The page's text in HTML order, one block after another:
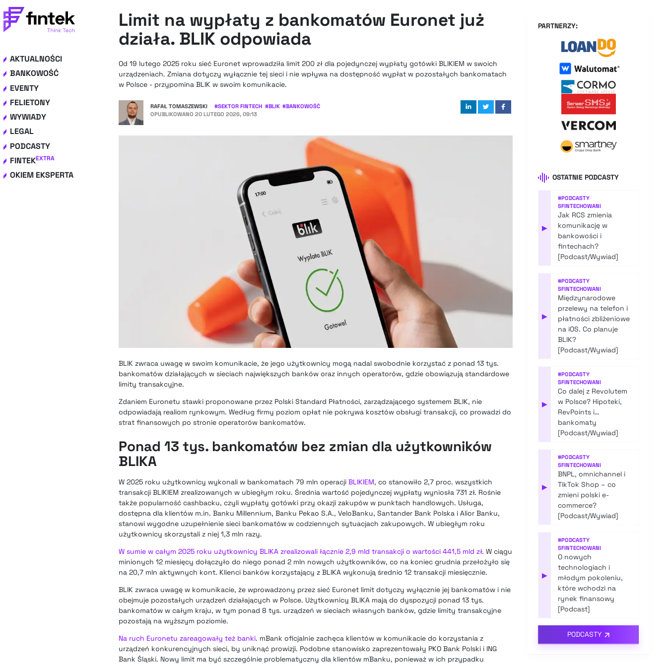
AKTUALNOŚCI
BANKOWOŚĆ
EVENTY
FELIETONY
WYWIADY
LEGAL
PODCASTY
FINTEKEXTRA
OKIEM EKSPERTA
Limit na wypłaty z bankomatów Euronet już
działa. BLIK odpowiada
Od 19 lutego 2025 roku sieć Euronet wprowadziła limit 200 zł dla pojedynczej wypłaty gotówki BLIKIEM w swoich
urządzeniach. Zmiana dotyczy wyłącznie tej sieci i nie wpływa na dostępność wypłat w pozostałych bankomatach
w Polsce - przypomina BLIK w swoim komunikacie.
RAFAŁ TOMASZEWSKI #SEKTOR FINTECH #BLIK #BANKOWOŚĆ
OPUBLIKOWANO 20 LUTEGO 2026, 09:13
BLIK zwraca uwagę w swoim komunikacie, że jego użytkownicy mogą nadal swobodnie korzystać z ponad 13 tys.
bankomatów działających w sieciach największych banków oraz innych operatorów, gdzie obowiązują standardowe
limity transakcyjne.
Zdaniem Euronetu stawki proponowane przez Polski Standard Płatności, zarządzającego systemem BLIK, nie
odpowiadają realiom rynkowym. Według firmy poziom opłat nie pokrywa kosztów obsługi transakcji, co prowadzi do
strat finansowych po stronie operatorów bankomatów.
Ponad 13 tys. bankomatów bez zmian dla użytkowników
BLIKA
W 2025 roku użytkownicy wykonali w bankomatach 79 mln operacji BLIKIEM, co stanowiło 2,7 proc. wszystkich
transakcji BLIKIEM zrealizowanych w ubiegłym roku. Średnia wartość pojedynczej wypłaty wyniosła 731 zł. Rośnie
także popularność cashbacku, czyli wypłaty gotówki przy okazji zakupów w punktach handlowych. Usługa,
dostępna dla klientów m.in. Banku Millennium, Banku Pekao S.A., VeloBanku, Santander Bank Polska i Alior Banku,
stanowi wygodne uzupełnienie sieci bankomatów w codziennych sytuacjach zakupowych. W ubiegłym roku
użytkownicy skorzystali z niej 1,3 mln razy.
W sumie w całym 2025 roku użytkownicy BLIKA zrealizowali łącznie 2,9 mld transakcji o wartości 441,5 mld zł. W ciągu
minionych 12 miesięcy dołączyło do niego ponad 2 mln nowych użytkowników, co na koniec grudnia przełożyło się
na 20,7 mln aktywnych kont. Klienci banków korzystający z BLIKA wykonują średnio 12 transakcji miesięcznie.
BLIK zwraca uwagę w komunikacie, że wprowadzony przez sieć Euronet limit dotyczy wyłącznie jej bankomatów i nie
obejmuje pozostałych urządzeń działających w Polsce. Użytkownicy BLIKA mają do dyspozycji ponad 13 tys.
bankomatów w całym kraju, w tym ponad 8 tys. urządzeń w sieciach własnych banków, gdzie limity transakcyjne
pozostają na wyższym poziomie.
Na ruch Euronetu zareagowały też banki. mBank oficjalnie zachęca klientów w komunikacie do korzystania z
urządzeń konkurencyjnych sieci, by uniknąć prowizji. Podobne stanowisko zaprezentowały PKO Bank Polski i ING
Bank Śląski. Nowy limit ma być szczególnie problematyczny dla klientów mBanku, ponieważ w ich przypadku
PARTNERZY:
OSTATNIE PODCASTY
▶
#PODCASTY
SFINTECHOWANI
Jak RCS zmienia
komunikację w
bankowości i
fintechach?
[Podcast/Wywiad]
▶
#PODCASTY
SFINTECHOWANI
Międzynarodowe
przelewy na telefon i
płatności zbliżeniowe
na iOS. Co planuje
BLIK?
[Podcast/Wywiad]
▶
#PODCASTY
SFINTECHOWANI
Co dalej z Revolutem
w Polsce? Hipoteki,
RevPoints i…
bankomaty
[Podcast/Wywiad]
▶
#PODCASTY
SFINTECHOWANI
BNPL, omnichannel i
TikTok Shop – co
zmieni polski e-
commerce?
[Podcast/Wywiad]
▶
#PODCASTY
SFINTECHOWANI
O nowych
technologiach i
młodym pokoleniu,
które wchodzi na
rynek finansowy
[Podcast]
PODCASTY